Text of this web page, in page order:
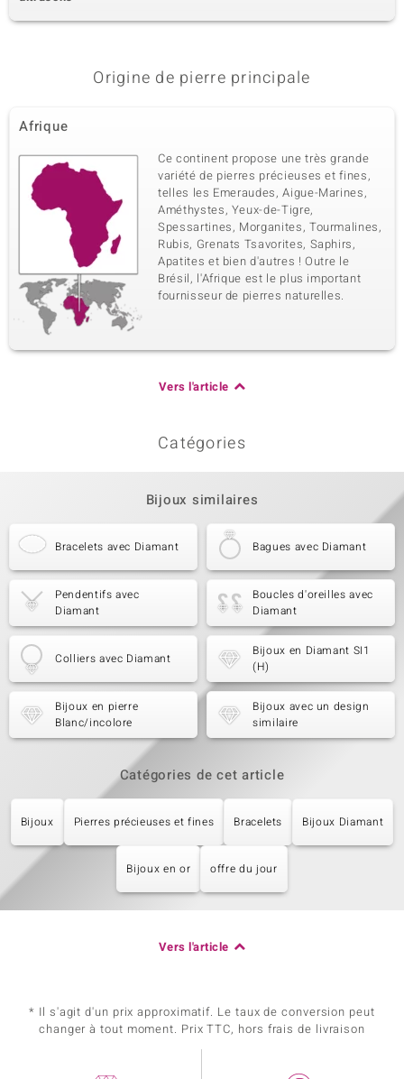
Origine de pierre principale
Afrique
Ce continent propose une très grande
variété de pierres précieuses et fines,
telles les Emeraudes, Aigue-Marines,
Améthystes, Yeux-de-Tigre,
Spessartines, Morganites, Tourmalines,
Rubis, Grenats Tsavorites, Saphirs,
Apatites et bien d'autres ! Outre le
Brésil, l'Afrique est le plus important
fournisseur de pierres naturelles.
Vers l'article
Catégories
Bijoux similaires
Bracelets avec Diamant Bagues avec Diamant
Pendentifs avec
Diamant
Boucles d'oreilles avec
Diamant
Colliers avec Diamant
Bijoux en Diamant SI1
(H)
Bijoux en pierre
Blanc/incolore
Bijoux avec un design
similaire
Catégories de cet article
Bijoux Pierres précieuses et fines Bracelets Bijoux Diamant
Bijoux en or offre du jour
Vers l'article
* Il s'agit d'un prix approximatif. Le taux de conversion peut
changer à tout moment. Prix TTC, hors frais de livraison